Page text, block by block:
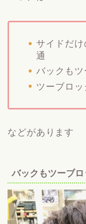
サイドだ
通
バックもツ
ツーブロ
などがあります
バックもツーブ